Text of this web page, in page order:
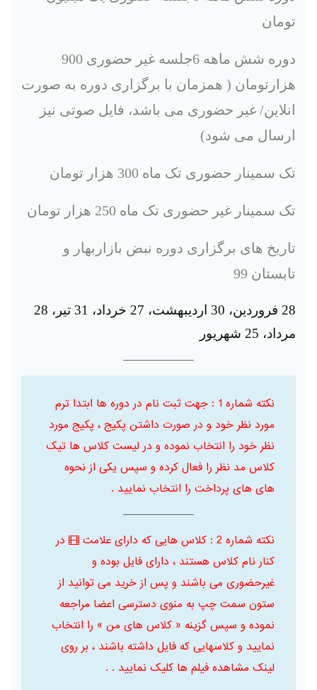
تومان
دوره شش ماهه 6جلسه غیر حضوری 900
هزارتومان ( همزمان با برگزاری دوره به صورت
انلاین/ غیر حضوری می باشد، فایل صوتی نیز
ارسال می شود)
تک سمینار حضوری تک ماه 300 هزار تومان
تک سمینار غیر حضوری تک ماه 250 هزار تومان
تاریخ های برگزاری دوره نبض بازاربهار و
تابستان 99
28 فروردین، 30 اردیبهشت، 27 خرداد، 31 تیر، 28
مرداد، 25 شهریور
نکته شماره 1 : جهت ثبت نام در دوره ها ابتدا ترم
مورد نظر خود و در صورت داشتن پکیج ، پکیج مورد
نظر خود را انتخاب نموده و در لیست کلاس ها تیک
کلاس مد نظر را فعال کرده و سپس یکی از نحوه
های های پرداخت را انتخاب نمایید .
نکته شماره 2 : کلاس هایی که دارای علامت
در
کنار نام کلاس هستند ، دارای فایل بوده و
غیرحضوری می باشند و پس از خرید می توانید از
ستون سمت چپ به منوی دسترسی اعضا مراجعه
نموده و سپس گزینه « کلاس های من » را انتخاب
نمایید و کلاسهایی که فایل داشته باشند ، بر روی
لینک مشاهده فیلم ها کلیک نمایید . .